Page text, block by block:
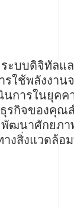
ะบบดิจิทัลแ
รใช้พลังงาน
นการในยุคค
รกิจของคุณ
พัฒนาศักยภา
งสิ่งแวดล้อ